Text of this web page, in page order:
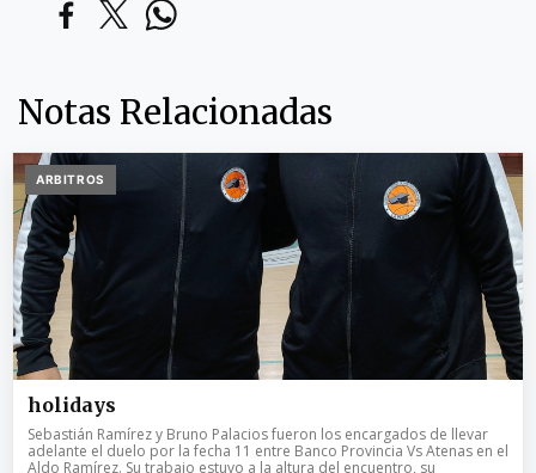
Notas Relacionadas
ARBITROS
holidays
Sebastián Ramírez y Bruno Palacios fueron los encargados de llevar
adelante el duelo por la fecha 11 entre Banco Provincia Vs Atenas en el
Aldo Ramírez. Su trabajo estuvo a la altura del encuentro, su